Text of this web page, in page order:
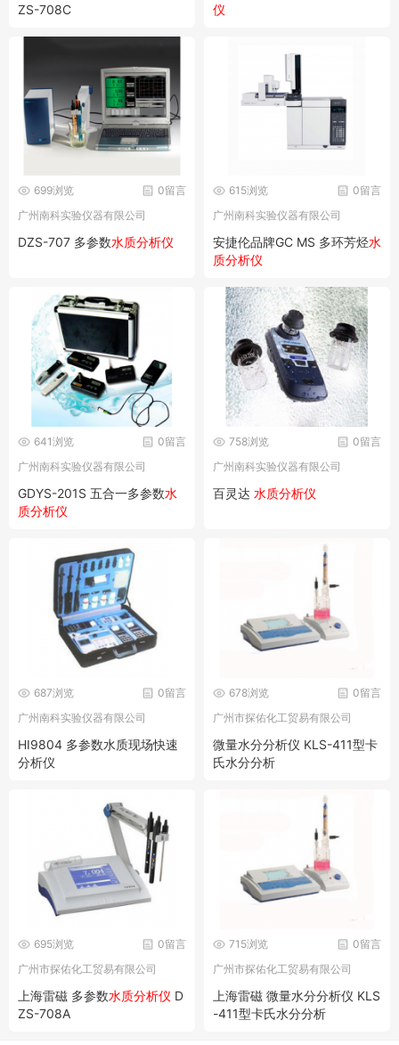
ZS-708C
仪
0留言
699浏览
广州南科实验仪器有限公司
DZS-707 多参数水质分析仪
0留言
615浏览
广州南科实验仪器有限公司
安捷伦品牌GC MS 多环芳烃水
质分析仪
0留言
641浏览
广州南科实验仪器有限公司
GDYS-201S 五合一多参数水
质分析仪
0留言
758浏览
广州南科实验仪器有限公司
百灵达 水质分析仪
0留言
687浏览
广州南科实验仪器有限公司
HI9804 多参数水质现场快速
分析仪
0留言
678浏览
广州市探佑化工贸易有限公司
微量水分分析仪 KLS-411型卡
氏水分分析
0留言
695浏览
广州市探佑化工贸易有限公司
上海雷磁 多参数水质分析仪 D
ZS-708A
0留言
715浏览
广州市探佑化工贸易有限公司
上海雷磁 微量水分分析仪 KLS
-411型卡氏水分分析